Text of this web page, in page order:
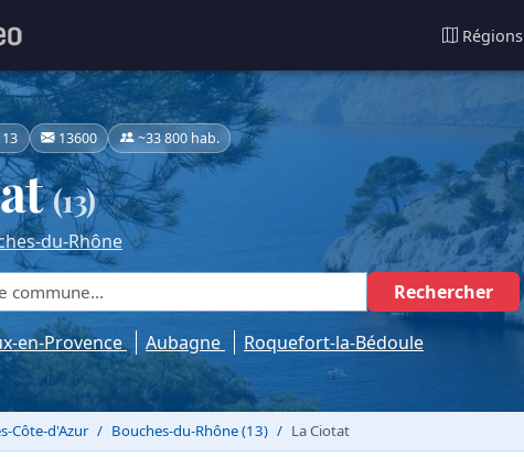
Régions
13600 ~33 800 hab.
(13)
du-Rhône
Rechercher
en-Provence Aubagne Roquefort-la-Bédoule
Côte-d'Azur Bouches-du-Rhône (13) La Ciotat